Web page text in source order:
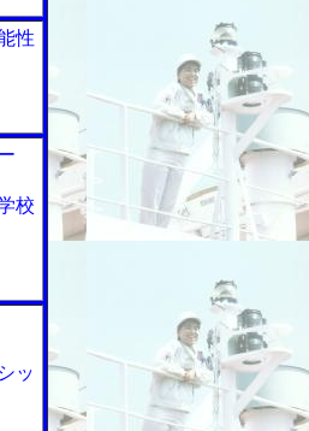
性
校
ッ